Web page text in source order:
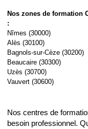
Nos zones de formation
:
Nîmes (30000)
Alès (30100)
Bagnols-sur-Cèze (30200)
Beaucaire (30300)
Uzès (30700)
Vauvert (30600)
Nos centres de
besoin professionnel.